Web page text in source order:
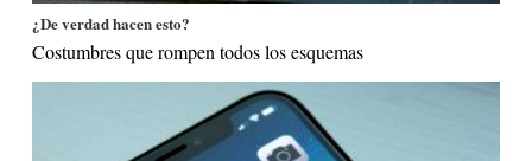
¿De verdad hacen esto?
Costumbres que rompen todos los esquemas